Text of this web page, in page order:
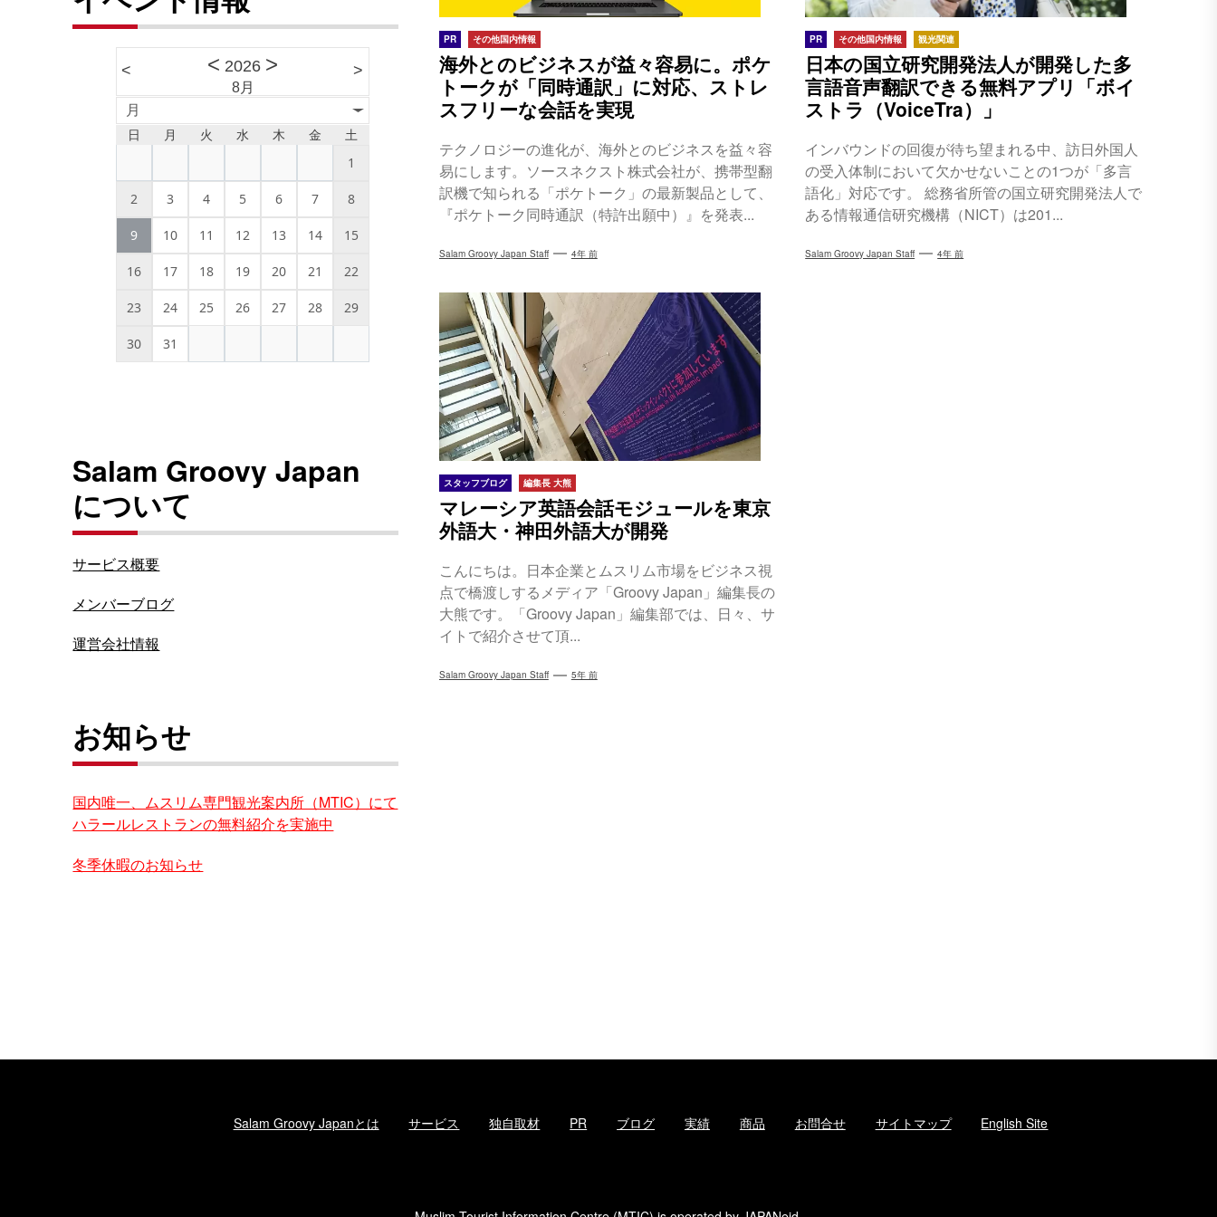
PR その他国内情報
海外とのビジネスが益々容易に。ポケ
トークが「同時通訳」に対応、ストレ
スフリーな会話を実現
テクノロジーの進化が、海外とのビジネスを益々容
易にします。ソースネクスト株式会社が、携帯型翻
訳機で知られる「ポケトーク」の最新製品として、
『ポケトーク同時通訳（特許出願中）』を発表...
Salam Groovy Japan Staff 4年 前
PR その他国内情報 観光関連
日本の国立研究開発法人が開発した多
言語音声翻訳できる無料アプリ「ボイ
ストラ（VoiceTra）」
インバウンドの回復が待ち望まれる中、訪日外国人
の受入体制において欠かせないことの1つが「多言
語化」対応です。 総務省所管の国立研究開発法人で
ある情報通信研究機構（NICT）は201...
Salam Groovy Japan Staff 4年 前
スタッフブログ 編集長 大熊
マレーシア英語会話モジュールを東京
外語大・神田外語大が開発
こんにちは。日本企業とムスリム市場をビジネス視
点で橋渡しするメディア「Groovy Japan」編集長の
大熊です。「Groovy Japan」編集部では、日々、サ
イトで紹介させて頂...
Salam Groovy Japan Staff 5年 前
< < 2026 >
8月
>
月
日 月 火 水 木 金 土
1
2 3 4 5 6 7 8
9 10 11 12 13 14 15
16 17 18 19 20 21 22
23 24 25 26 27 28 29
30 31
Salam Groovy Japan
について
サービス概要
メンバーブログ
運営会社情報
お知らせ
国内唯一、ムスリム専門観光案内所（MTIC）にて
ハラールレストランの無料紹介を実施中
冬季休暇のお知らせ
Salam Groovy Japanとは サービス 独自取材 PR ブログ 実績 商品 お問合せ サイトマップ English Site